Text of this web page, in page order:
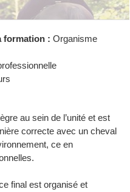
formation : Organisme
jours
au sein de l’unité et est
correcte avec un cheval
ce en
final est organisé et